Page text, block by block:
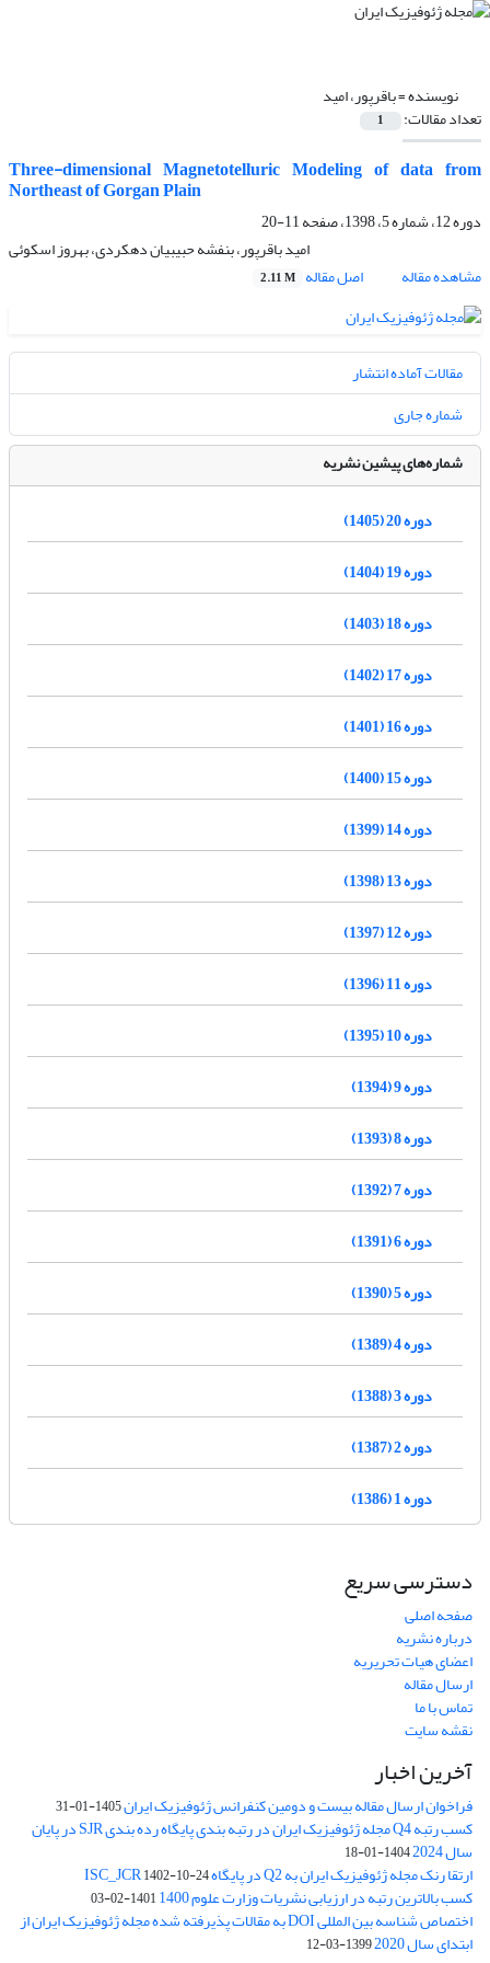
نویسنده =باقرپور، امید
تعداد مقالات: 1
Three-dimensional Magnetotelluric Modeling of data from
Northeast of Gorgan Plain
دوره 12، شماره 5، 1398، صفحه
11-20
امید باقرپور، بنفشه حبیبیان دهکردی، بهروز اسکوئی
مشاهده مقاله
اصل مقاله 2.11 M
مقالات آماده انتشار
شماره جاری
شماره‌های پیشین نشریه
دوره 20 (1405)
دوره 19 (1404)
دوره 18 (1403)
دوره 17 (1402)
دوره 16 (1401)
دوره 15 (1400)
دوره 14 (1399)
دوره 13 (1398)
دوره 12 (1397)
دوره 11 (1396)
دوره 10 (1395)
دوره 9 (1394)
دوره 8 (1393)
دوره 7 (1392)
دوره 6 (1391)
دوره 5 (1390)
دوره 4 (1389)
دوره 3 (1388)
دوره 2 (1387)
دوره 1 (1386)
دسترسی سریع
صفحه اصلی
درباره نشریه
اعضای هیات تحریریه
ارسال مقاله
تماس با ما
نقشه سایت
آخرین اخبار
فراخوان ارسال مقاله بیست و دومین کنفرانس ژئوفیزیک ایران1405-01-31
کسب رتبه Q4 مجله ژئوفیزیک ایران در رتبه بندی پایگاه رده بندی SJR در پایان
سال 2024 1404-01-18
ارتقا رنک مجله ژئوفیزیک ایران به Q2 در پایگاه ISC_JCR 1402-10-24
کسب بالاترین رتبه در ارزیابی نشریات وزارت علوم 1400 1401-02-03
اختصاص شناسه بین المللی DOI به مقالات پذیرفته شده مجله ژئوفیزیک ایران از
ابتدای سال 2020 1399-03-12